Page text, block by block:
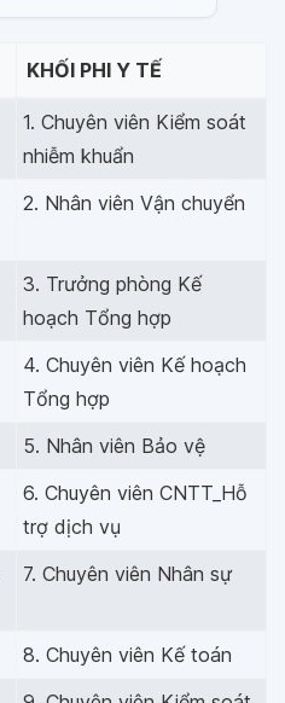
KHỐI PHI Y TẾ
1. Chuyên viên Kiểm soát
nhiễm khuẩn
2. Nhân viên Vận chuyển
3. Trưởng phòng Kế
hoạch Tổng hợp
4. Chuyên viên Kế hoạch
Tổng hợp
5. Nhân viên Bảo vệ
6. Chuyên viên CNTT_Hỗ
trợ dịch vụ
7. Chuyên viên Nhân sự
8. Chuyên viên Kế toán